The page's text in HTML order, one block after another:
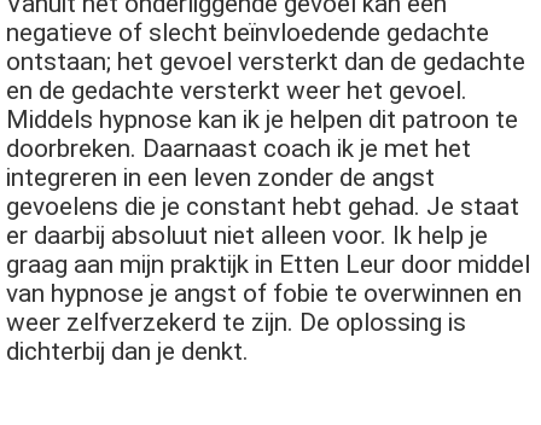
negatieve of slecht beïnvloedende gedachte
ontstaan; het gevoel versterkt dan de gedachte
en de gedachte versterkt weer het gevoel.
Middels hypnose kan ik je helpen dit patroon te
doorbreken. Daarnaast coach ik je met het
integreren in een leven zonder de angst
gevoelens die je constant hebt gehad. Je staat
er daarbij absoluut niet alleen voor. Ik help je
graag aan mijn praktijk in Etten Leur door middel
van hypnose je angst of fobie te overwinnen en
weer zelfverzekerd te zijn. De oplossing is
dichterbij dan je denkt.